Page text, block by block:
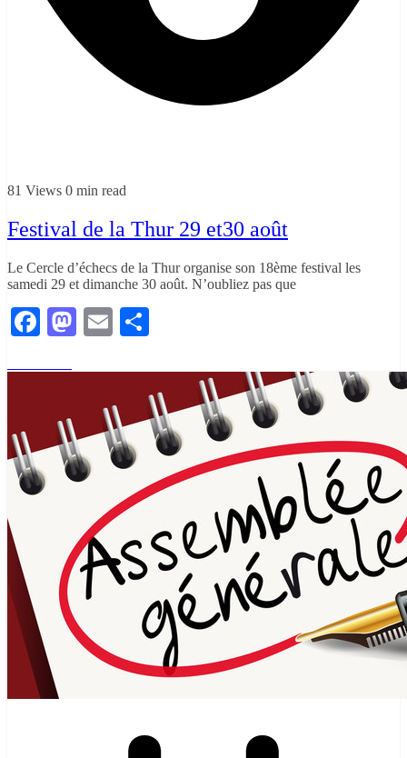
81 Views 0 min read
Festival de la Thur 29 et30 août
Le Cercle d’échecs de la Thur organise son 18ème festival les
samedi 29 et dimanche 30 août. N’oubliez pas que
Facebook
Mastodon
Email